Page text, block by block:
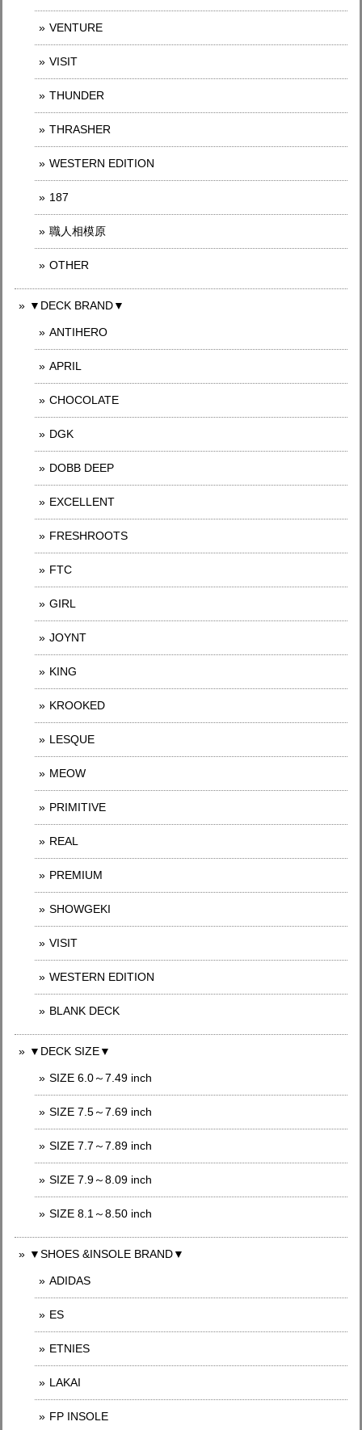
VENTURE
VISIT
THUNDER
THRASHER
WESTERN EDITION
187
職人相模原
OTHER
▼DECK BRAND▼
ANTIHERO
APRIL
CHOCOLATE
DGK
DOBB DEEP
EXCELLENT
FRESHROOTS
FTC
GIRL
JOYNT
KING
KROOKED
LESQUE
MEOW
PRIMITIVE
REAL
PREMIUM
SHOWGEKI
VISIT
WESTERN EDITION
BLANK DECK
▼DECK SIZE▼
SIZE 6.0～7.49 inch
SIZE 7.5～7.69 inch
SIZE 7.7～7.89 inch
SIZE 7.9～8.09 inch
SIZE 8.1～8.50 inch
▼SHOES &INSOLE BRAND▼
ADIDAS
ES
ETNIES
LAKAI
FP INSOLE